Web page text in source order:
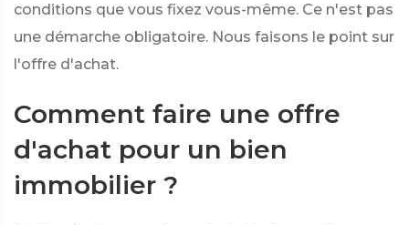
conditions que vous fixez vous-même. Ce n'est pas
une démarche obligatoire. Nous faisons le point sur
l'offre d'achat.
Comment faire une offre
d'achat pour un bien
immobilier ?